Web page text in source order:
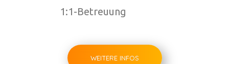
1:1-Betreuung
WEITERE INFOS